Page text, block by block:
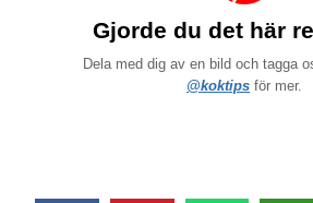
Gjorde du det här
Dela med dig av en bild och tagga
@koktips för mer.